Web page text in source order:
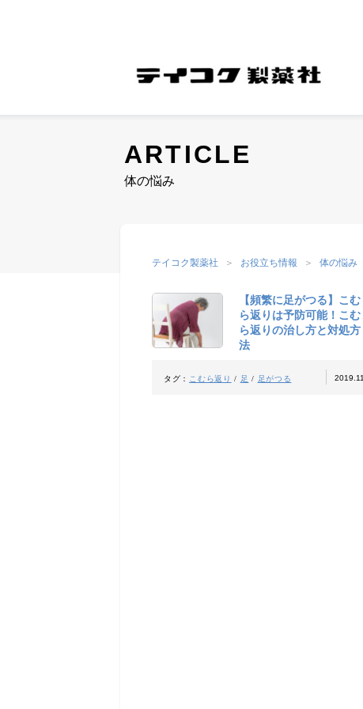
COMPANY
ARTICLE
体の悩み
テイコク製薬社 お役立ち情報 体の悩み
【頻繁に足がつる】こむ
ら返りは予防可能！こむ
ら返りの治し方と対処方
法
タグ： こむら返り / 足 / 足がつる